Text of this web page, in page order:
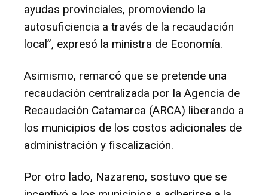
ayudas provinciales, promoviendo la
autosuficiencia a través de la recaudación
local”, expresó la ministra de Economía.
Asimismo, remarcó que se pretende una
recaudación centralizada por la Agencia de
Recaudación Catamarca (ARCA) liberando a
los municipios de los costos adicionales de
administración y fiscalización.
Por otro lado, Nazareno, sostuvo que se